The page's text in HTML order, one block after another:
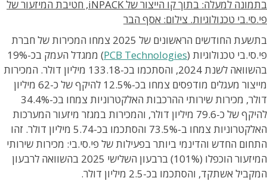
בתמונה למעלה: בתוך קו הייצור של iNPACK, חטיבת המיזעור של
פי.סי.בי טכנולוגיות. צילום: אסף הבר
בתשעת החודשים הראשונים של 2025 צמחו המכירות של חברת
פי.סי.בי טכנולוגיות (PCB Technologies
) ממגדל העמק בכ-19%
בהשוואה לשנת 2024, והסתכמו בכ-133.18 מיליון דולר. המכירות
מייצור מעגלים מודפסים צמחו בכ-12.5% להיקף של כ-62 מיליון
דולר, מכירות שירותי ההרכבות האלקטרוניות צמחו בכ-34.4%
להיקף של כ-79.6 מיליון דולר, והמכירות במגזר מיזעור המערכות
האלקטרוניות צמחו ב-73.5% והסתכמו בכ-5.74 מיליון דולר. זהו
התחום החדש והדינמי ביותר בפעילות של פי.סי.בי: מכירות שירותי
המיזעור הוכפלו (101%) ברבעון השלישי 2025 בהשוואה לרבעון
המקביל אשתקד, והסתכמו בכ-2.5 מיליון דולר.